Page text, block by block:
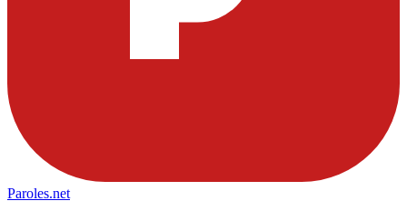
Paroles.net